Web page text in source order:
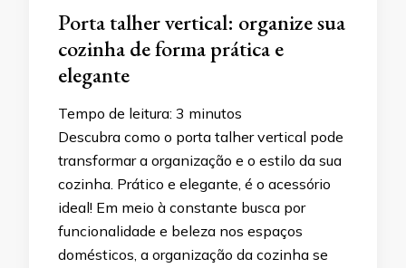
Porta talher vertical: organize sua
cozinha de forma prática e
elegante
Tempo de leitura: 3 minutos
Descubra como o porta talher vertical pode
transformar a organização e o estilo da sua
cozinha. Prático e elegante, é o acessório
ideal! Em meio à constante busca por
funcionalidade e beleza nos espaços
domésticos, a organização da cozinha se